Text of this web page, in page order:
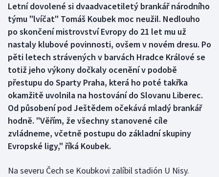
Boby a skeleton
Box
Curling
Dostihy
Florbal
Futsal
Golf
AZ kvíz
Letní dovolené si dvaadvacetiletý brankář národního
týmu "lvíčat" Tomáš Koubek moc neužil. Nedlouho
po skončení mistrovství Evropy do 21 let mu už
nastaly klubové povinnosti, ovšem v novém dresu. Po
pěti letech strávených v barvách Hradce Králové se
totiž jeho výkony dočkaly ocenění v podobě
přestupu do Sparty Praha, která ho poté takřka
okamžitě uvolnila na hostování do Slovanu Liberec.
Od působení pod Ještědem očekává mladý brankář
hodně. "Věřím, že všechny stanovené cíle
zvládneme, včetně postupu do základní skupiny
Evropské ligy," říká Koubek.
Na severu Čech se Koubkovi zalíbil stadión U Nisy.